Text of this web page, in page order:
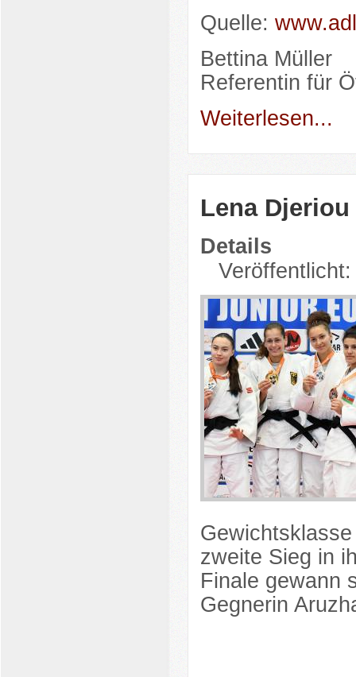
Quelle:
Bettina Müller
Referentin für
Weiterlesen...
Lena
Details
zweite Sieg in
Finale gewann
Gegnerin